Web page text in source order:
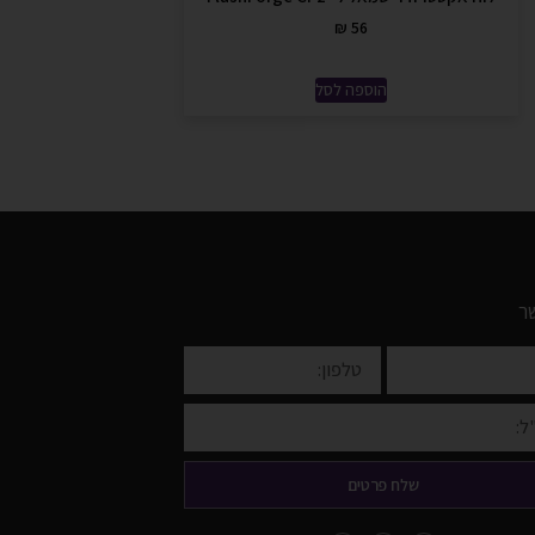
₪ 56
הוספה לסל
שלח פרטים